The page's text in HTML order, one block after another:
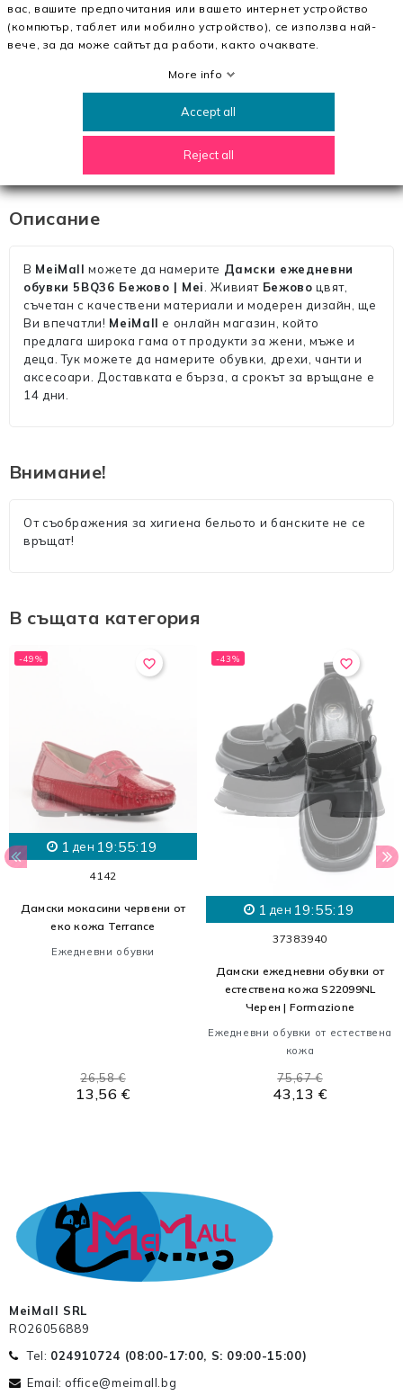
Интериорен Материал други материали
пяна
Описание
В MeiMall можете да намерите Дамски ежедневни
обувки 5BQ36 Бежово | Mei. Живият Бежово цвят,
съчетан с качествени материали и модерен дизайн, ще
Ви впечатли! MeiMall е онлайн магазин, който
предлага широка гама от продукти за жени, мъже и
деца. Тук можете да намерите обувки, дрехи, чанти и
аксесоари. Доставката е бърза, а срокът за връщане е
14 дни.
Внимание!
От съображения за хигиена бельото и банските не се
връщат!
В същата категория
favorite_border
-49%
1 ден 19:55:18
4142
Дамски мокасини червени от
еко кожа Terrance
Ежедневни обувки
13,56 €
26,58 €
favorite_border
-43%
1 ден 19:55:18
37383940
Дамски ежедневни обувки от
естествена кожа S22099NL
Черен | Formazione
Ежедневни обувки от естествена
кожа
43,13 €
75,67 €
MeiMall SRL
RO26056889
Tel: 024910724 (08:00-17:00, S: 09:00-15:00)
Email: office@meimall.bg
вас, вашите предпочитания или вашето интернет устройство
(компютър, таблет или мобилно устройство), се използва най-
вече, за да може сайтът да работи, както очаквате.
More info
Accept all
Reject all